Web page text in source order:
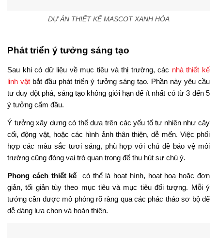
DỰ ÁN THIẾT KẾ MASCOT XANH HÓA
Phát triển ý tưởng sáng tạo
Sau khi có dữ liệu về mục tiêu và thị trường, các nhà thiết kế
linh vật bắt đầu phát triển ý tưởng sáng tạo. Phần này yêu cầu
tư duy đột phá, sáng tạo không giới hạn để ít nhất có từ 3 đến 5
ý tưởng cấm đầu.
Ý tưởng xây dựng có thể dựa trên các yếu tố tự nhiên như cây
cối, động vật, hoặc các hình ảnh thân thiện, dễ mến. Việc phối
hợp các màu sắc tươi sáng, phù hợp với chủ đề bảo vệ môi
trường cũng đóng vai trò quan trọng để thu hút sự chú ý.
Phong cách thiết kế có thể là hoạt hình, hoạt họa hoặc đơn
giản, tối giản tùy theo mục tiêu và mục tiêu đối tượng. Mỗi ý
tưởng cần được mô phỏng rõ ràng qua các phác thảo sơ bộ để
dễ dàng lựa chọn và hoàn thiện.